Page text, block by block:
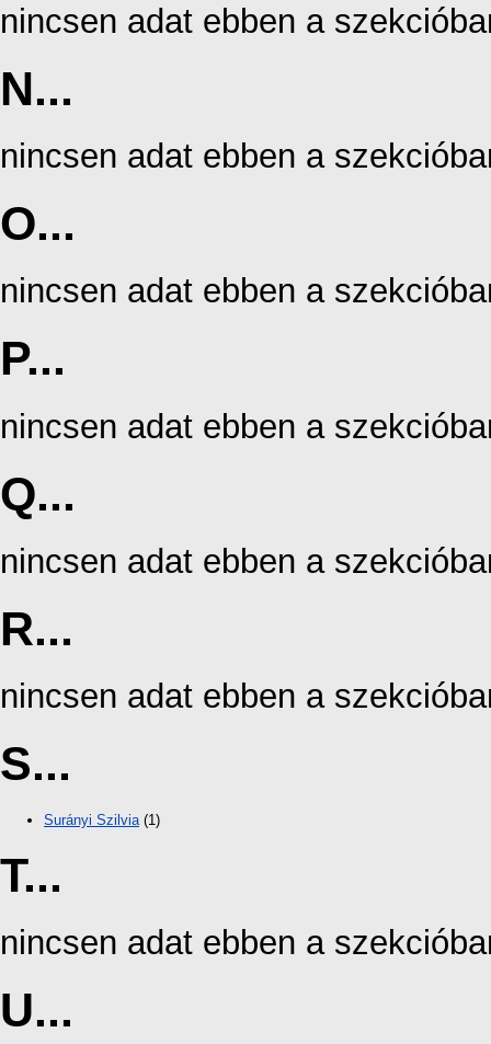
nincsen adat ebben a
N...
nincsen adat ebben a
O...
nincsen adat ebben a
P...
nincsen adat ebben a
Q...
nincsen adat ebben a
R...
nincsen adat ebben a
S...
Surányi Szilvia(1)
T...
nincsen adat ebben a
U...